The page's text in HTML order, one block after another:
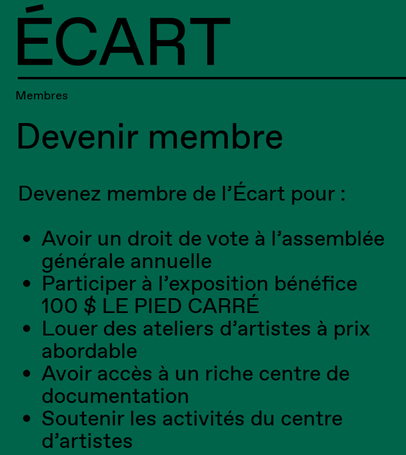
Membres
Devenir membre
Devenez membre de l’Écart pour :
Avoir un droit de vote à l’assemblée
générale annuelle
Participer à l’exposition bénéfice
100 $ LE PIED CARRÉ
Louer des ateliers d’artistes à prix
abordable
Avoir accès à un riche centre de
documentation
Soutenir les activités du centre
d’artistes